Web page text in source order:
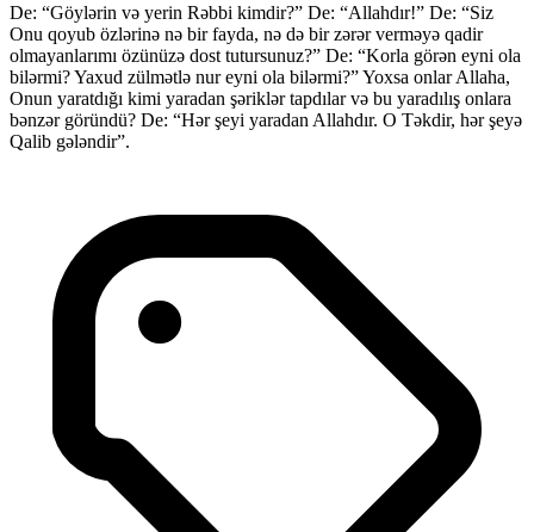
De: “Göylərin və yerin Rəbbi kimdir?” De: “Allahdır!” De: “Siz
Onu qoyub özlərinə nə bir fayda, nə də bir zərər verməyə qadir
olmayanlarımı özünüzə dost tutursunuz?” De: “Korla görən eyni ola
bilərmi? Yaxud zülmətlə nur eyni ola bilərmi?” Yoxsa onlar Allaha,
Onun yaratdığı kimi yaradan şəriklər tapdılar və bu yaradılış onlara
bənzər göründü? De: “Hər şeyi yaradan Allahdır. O Təkdir, hər şeyə
Qalib gələndir”.